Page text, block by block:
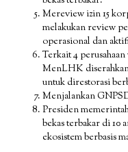
Mereview izin 15
melakukan review
operasional dan
Terkait 4
MenLHK
untuk direstorasi
Menjalankan
Presiden
bekas terbakar di 10
ekosistem berbasis